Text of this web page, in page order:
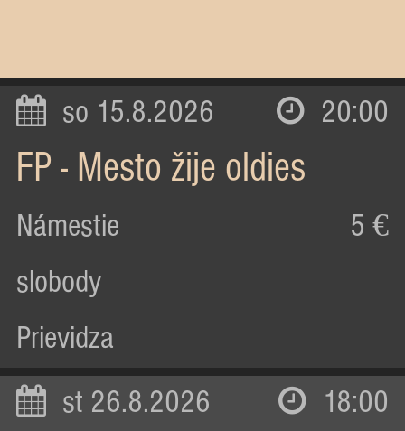
so 15.8.2026 20:00
FP - Mesto žije oldies
Námestie
slobody
Prievidza
5 €
st 26.8.2026 18:00